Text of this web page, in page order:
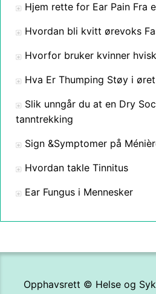
Hjem rette for Ear Pain Fra
Hvordan bli kvitt ørevoks
Hvorfor bruker kvinner
Hva Er Thumping Støy i
Slik unngår du at en Dry
tanntrekking
Sign &Symptomer på
Hvordan takle Tinnitus
Ear Fungus i Mennesker
Opphavsrett © Helse og